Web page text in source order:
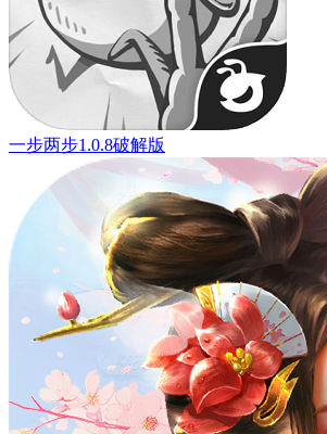
一步两步1.0.8破解版